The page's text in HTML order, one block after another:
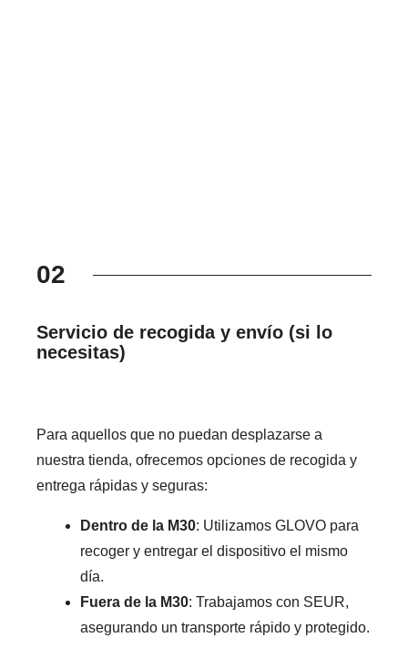
02
Servicio de recogida y envío (si lo
necesitas)
Para aquellos que no puedan desplazarse a
nuestra tienda, ofrecemos opciones de recogida y
entrega rápidas y seguras:
Dentro de la M30: Utilizamos GLOVO para
recoger y entregar el dispositivo el mismo
día.
Fuera de la M30: Trabajamos con SEUR,
asegurando un transporte rápido y protegido.